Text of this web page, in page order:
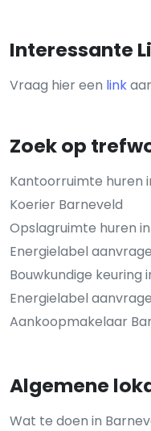
Interessante
Vraag hier een link
Zoek op
Kantoorruimte huren
Koerier Barneveld
Opslagruimte huren
Energielabel
Bouwkundige keuring
Energielabel
Aankoopmakelaar
Algemene
Wat te doen in